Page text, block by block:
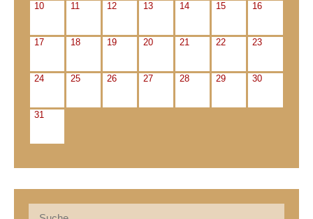
10 11 12 13 14 15 16
17 18 19 20 21 22 23
24 25 26 27 28 29 30
31